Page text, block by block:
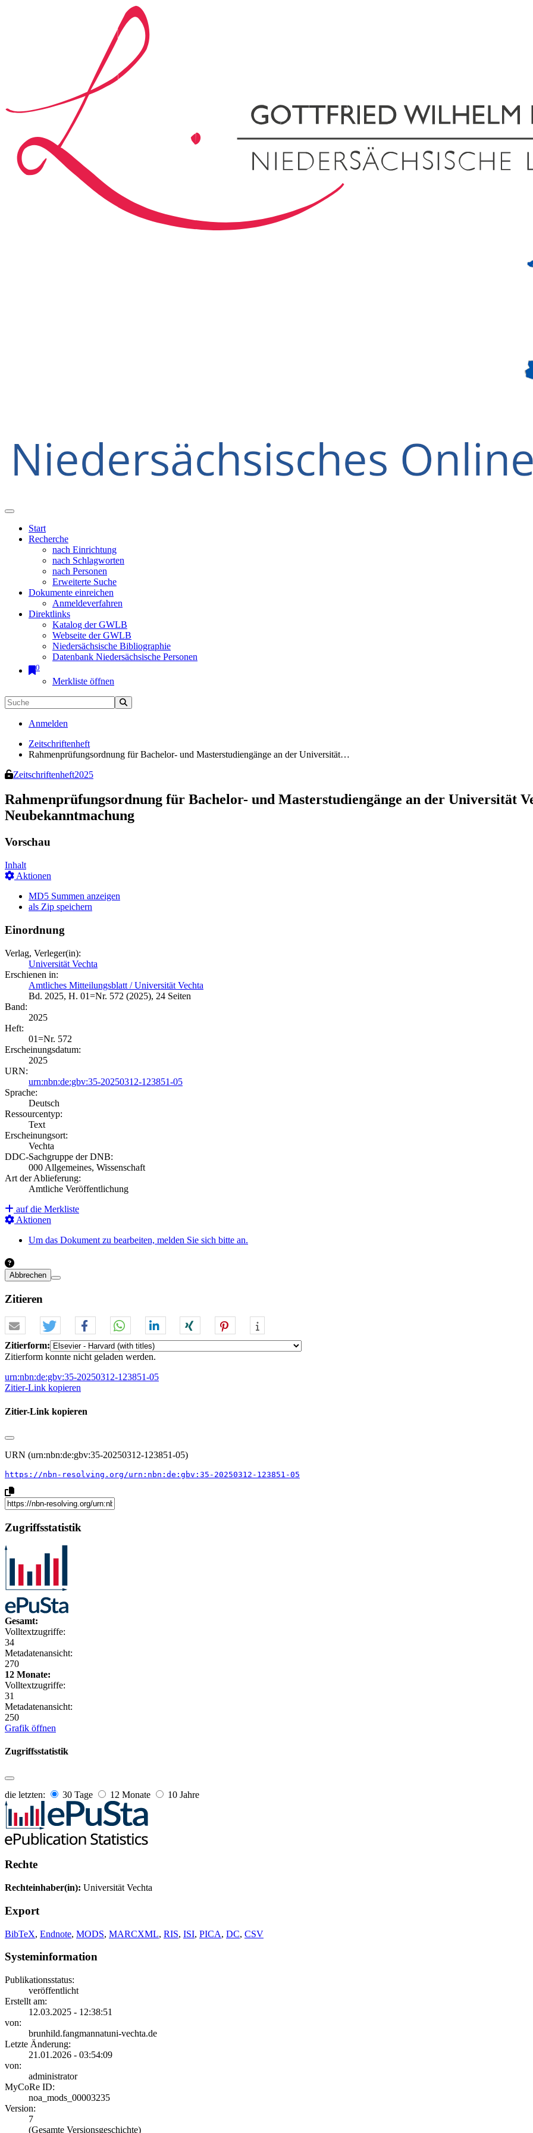
Start
Recherche
nach Einrichtung
nach Schlagworten
nach Personen
Erweiterte Suche
Dokumente einreichen
Anmeldeverfahren
Direktlinks
Katalog der GWLB
Webseite der GWLB
Niedersächsische Bibliographie
Datenbank Niedersächsische Personen
0
Merkliste öffnen
Anmelden
Zeitschriftenheft
Rahmenprüfungsordnung für Bachelor- und Masterstudiengänge an der Universität…
Zeitschriftenheft2025
Rahmenprüfungsordnung für Bachelor- und Masterstudiengänge an der Universität
Neubekanntmachung
Vorschau
Inhalt
Aktionen
MD5 Summen anzeigen
als Zip speichern
Einordnung
Verlag, Verleger(in):
Universität Vechta
Erschienen in:
Amtliches Mitteilungsblatt / Universität Vechta
Bd. 2025, H. 01=Nr. 572 (2025), 24 Seiten
Band:
2025
Heft:
01=Nr. 572
Erscheinungsdatum:
2025
URN:
urn:nbn:de:gbv:35-20250312-123851-05
Sprache:
Deutsch
Ressourcentyp:
Text
Erscheinungsort:
Vechta
DDC-Sachgruppe der DNB:
000 Allgemeines, Wissenschaft
Art der Ablieferung:
Amtliche Veröffentlichung
auf die Merkliste
Aktionen
Um das Dokument zu bearbeiten, melden Sie sich bitte an.
Abbrechen
Zitieren
Zitierform:
Zitierform konnte nicht geladen werden.
urn:nbn:de:gbv:35-20250312-123851-05
Zitier-Link kopieren
Zitier-Link kopieren
URN (urn:nbn:de:gbv:35-20250312-123851-05)
https://nbn-resolving.org/urn:nbn:de:gbv:35-20250312-123851-05
Zugriffsstatistik
Gesamt:
Volltextzugriffe:
34
Metadatenansicht:
270
12 Monate:
Volltextzugriffe:
31
Metadatenansicht:
250
Grafik öffnen
Zugriffsstatistik
die letzten: 30 Tage 12 Monate 10 Jahre
Rechte
Rechteinhaber(in): Universität Vechta
Export
BibTeX, Endnote, MODS, MARCXML, RIS, ISI, PICA, DC, CSV
Systeminformation
Publikationsstatus:
veröffentlicht
Erstellt am:
12.03.2025 - 12:38:51
von:
brunhild.fangmannatuni-vechta.de
Letzte Änderung:
21.01.2026 - 03:54:09
von:
administrator
MyCoRe ID:
noa_mods_00003235
Version:
7
(Gesamte Versionsgeschichte)